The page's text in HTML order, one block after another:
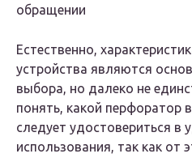
обращении
Естественно,
устройства являются
выбора, но далеко не
понять, какой перфоратор
следует удостовериться в
использования, так как от